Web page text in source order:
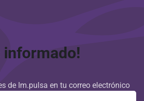
de Im.pulsa en tu correo electrónico